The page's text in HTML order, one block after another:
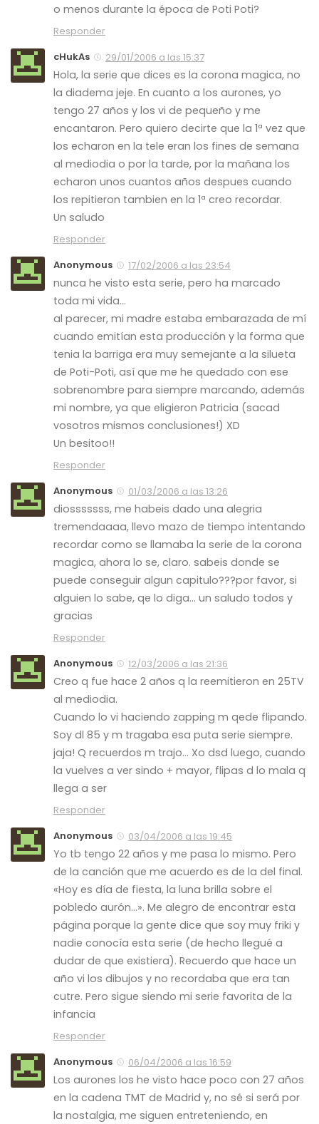
o menos durante la época de Poti Poti?
Responder
cHukAs
29/01/2006 a las 15:37
Hola, la serie que dices es la corona magica, no
la diadema jeje. En cuanto a los aurones, yo
tengo 27 años y los vi de pequeño y me
encantaron. Pero quiero decirte que la 1ª vez que
los echaron en la tele eran los fines de semana
al mediodia o por la tarde, por la mañana los
echaron unos cuantos años despues cuando
los repitieron tambien en la 1ª creo recordar.
Un saludo
Responder
Anonymous
17/02/2006 a las 23:54
nunca he visto esta serie, pero ha marcado
toda mi vida…
al parecer, mi madre estaba embarazada de mí
cuando emitían esta producción y la forma que
tenia la barriga era muy semejante a la silueta
de Poti-Poti, así que me he quedado con ese
sobrenombre para siempre marcando, además
mi nombre, ya que eligieron Patricia (sacad
vosotros mismos conclusiones!) XD
Un besitoo!!
Responder
Anonymous
01/03/2006 a las 13:26
diosssssss, me habeis dado una alegria
tremendaaaa, llevo mazo de tiempo intentando
recordar como se llamaba la serie de la corona
magica, ahora lo se, claro. sabeis donde se
puede conseguir algun capitulo???por favor, si
alguien lo sabe, qe lo diga… un saludo todos y
gracias
Responder
Anonymous
12/03/2006 a las 21:36
Creo q fue hace 2 años q la reemitieron en 25TV
al mediodia.
Cuando lo vi haciendo zapping m qede flipando.
Soy dl 85 y m tragaba esa puta serie siempre.
jaja! Q recuerdos m trajo… Xo dsd luego, cuando
la vuelves a ver sindo + mayor, flipas d lo mala q
llega a ser
Responder
Anonymous
03/04/2006 a las 19:45
Yo tb tengo 22 años y me pasa lo mismo. Pero
de la canción que me acuerdo es de la del final.
«Hoy es día de fiesta, la luna brilla sobre el
pobledo aurón…». Me alegro de encontrar esta
página porque la gente dice que soy muy friki y
nadie conocía esta serie (de hecho llegué a
dudar de que existiera). Recuerdo que hace un
año vi los dibujos y no recordaba que era tan
cutre. Pero sigue siendo mi serie favorita de la
infancia
Responder
Anonymous
06/04/2006 a las 16:59
Los aurones los he visto hace poco con 27 años
en la cadena TMT de Madrid y, no sé si será por
la nostalgia, me siguen entreteniendo, en